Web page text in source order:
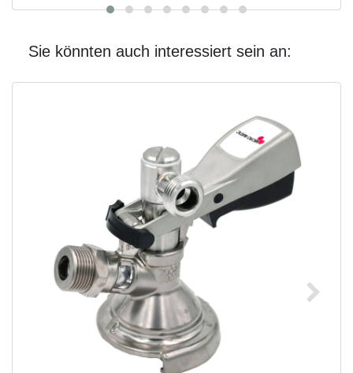
Sie könnten auch interessiert sein an: